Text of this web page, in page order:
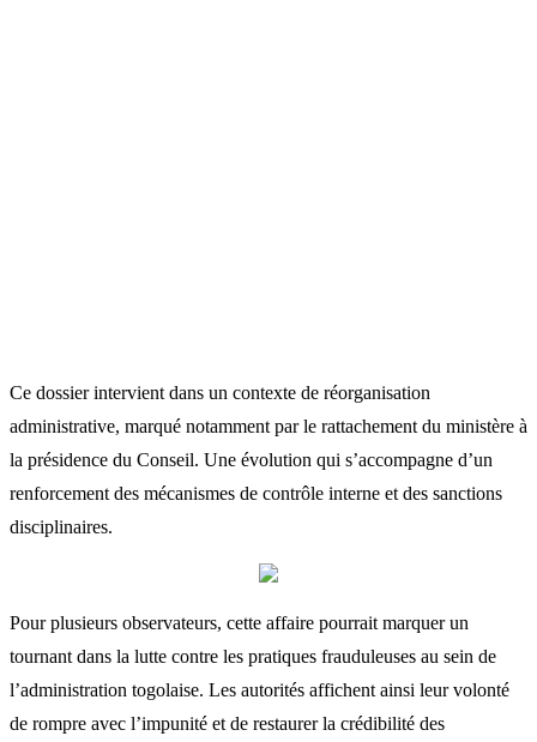
Ce dossier intervient dans un contexte de réorganisation
administrative, marqué notamment par le rattachement du ministère à
la présidence du Conseil. Une évolution qui s’accompagne d’un
renforcement des mécanismes de contrôle interne et des sanctions
disciplinaires.
Pour plusieurs observateurs, cette affaire pourrait marquer un
tournant dans la lutte contre les pratiques frauduleuses au sein de
l’administration togolaise. Les autorités affichent ainsi leur volonté
de rompre avec l’impunité et de restaurer la crédibilité des